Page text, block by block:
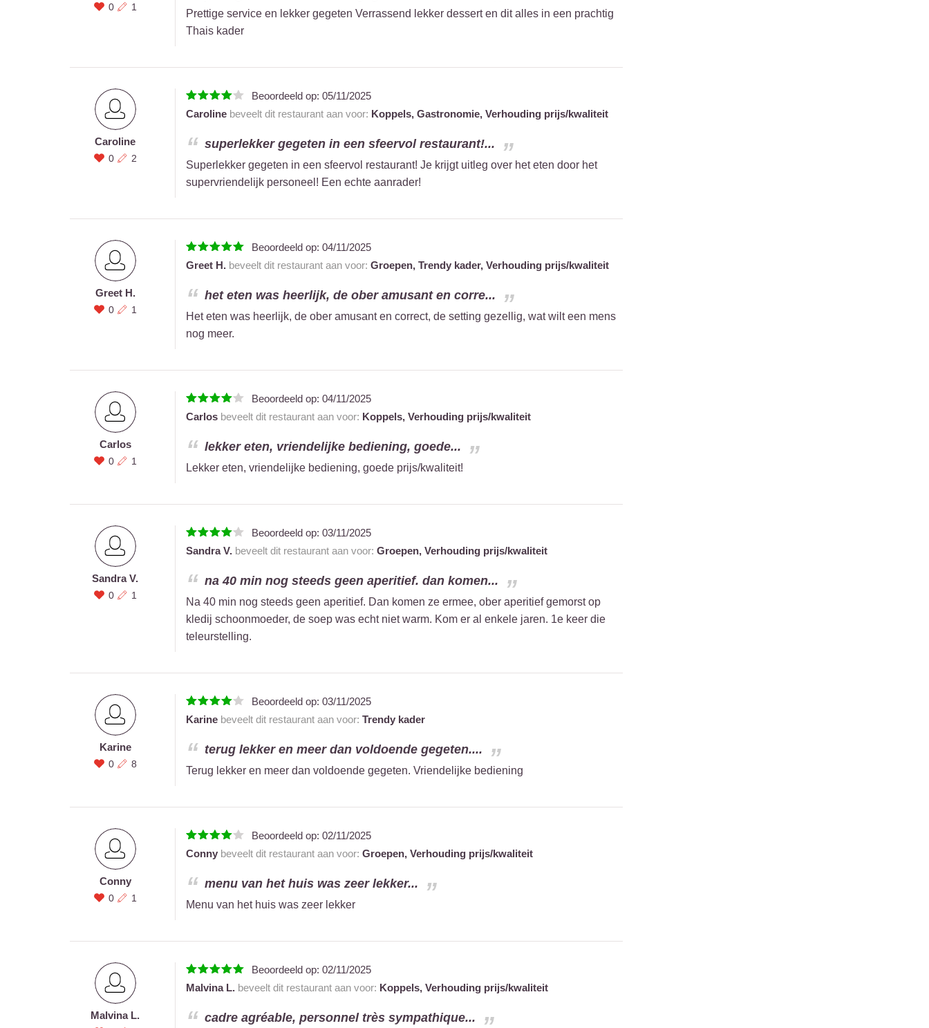
0 1
Prettige service en lekker gegeten Verrassend lekker dessert en dit alles in een prachtig
Thais kader
Caroline
0 2
Beoordeeld op: 05/11/2025
Carolinebeveelt dit restaurant aan voor: Koppels, Gastronomie, Verhouding prijs/kwaliteit
superlekker gegeten in een sfeervol restaurant!...
Superlekker gegeten in een sfeervol restaurant! Je krijgt uitleg over het eten door het
supervriendelijk personeel! Een echte aanrader!
Greet H.
0 1
Beoordeeld op: 04/11/2025
Greet H.beveelt dit restaurant aan voor: Groepen, Trendy kader, Verhouding prijs/kwaliteit
het eten was heerlijk, de ober amusant en corre...
Het eten was heerlijk, de ober amusant en correct, de setting gezellig, wat wilt een mens
nog meer.
Carlos
0 1
Beoordeeld op: 04/11/2025
Carlosbeveelt dit restaurant aan voor: Koppels, Verhouding prijs/kwaliteit
lekker eten, vriendelijke bediening, goede...
Lekker eten, vriendelijke bediening, goede prijs/kwaliteit!
Sandra V.
0 1
Beoordeeld op: 03/11/2025
Sandra V.beveelt dit restaurant aan voor: Groepen, Verhouding prijs/kwaliteit
na 40 min nog steeds geen aperitief. dan komen...
Na 40 min nog steeds geen aperitief. Dan komen ze ermee, ober aperitief gemorst op
kledij schoonmoeder, de soep was echt niet warm. Kom er al enkele jaren. 1e keer die
teleurstelling.
Karine
0 8
Beoordeeld op: 03/11/2025
Karinebeveelt dit restaurant aan voor: Trendy kader
terug lekker en meer dan voldoende gegeten....
Terug lekker en meer dan voldoende gegeten. Vriendelijke bediening
Conny
0 1
Beoordeeld op: 02/11/2025
Connybeveelt dit restaurant aan voor: Groepen, Verhouding prijs/kwaliteit
menu van het huis was zeer lekker...
Menu van het huis was zeer lekker
Malvina L.
Beoordeeld op: 02/11/2025
Malvina L.beveelt dit restaurant aan voor: Koppels, Verhouding prijs/kwaliteit
cadre agréable, personnel très sympathique...